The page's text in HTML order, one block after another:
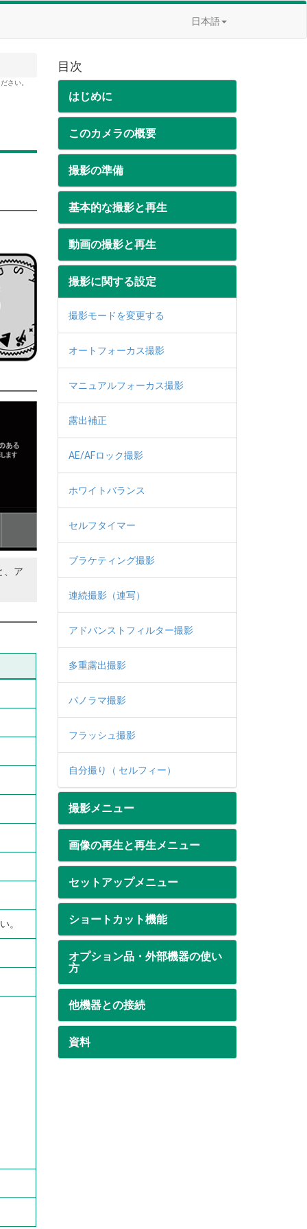
日本語
さい。
、ア
。
目次
はじめに
このカメラの概要
撮影の準備
基本的な撮影と再生
動画の撮影と再生
撮影に関する設定
撮影モードを変更する
オートフォーカス撮影
マニュアルフォーカス撮影
露出補正
AE/AFロック撮影
ホワイトバランス
セルフタイマー
ブラケティング撮影
連続撮影（連写）
アドバンストフィルター撮影
多重露出撮影
パノラマ撮影
フラッシュ撮影
自分撮り（ セルフィー）
撮影メニュー
画像の再生と再生メニュー
セットアップメニュー
ショートカット機能
オプション品・外部機器の使い
方
他機器との接続
資料